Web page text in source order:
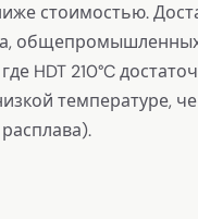
стоимостью.
HDT 210°C
температуре,